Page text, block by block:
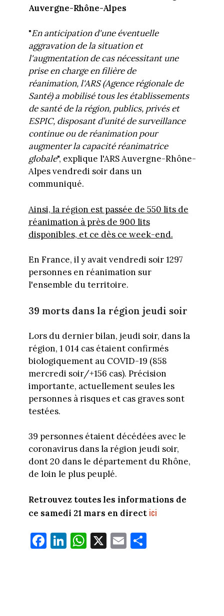
Auvergne-Rhône-Alpes
"En anticipation d'une éventuelle
aggravation de la situation et
l'augmentation de cas nécessitant une
prise en charge en filière de
réanimation, l'ARS (Agence régionale de
Santé) a mobilisé tous les établissements
de santé de la région, publics, privés et
ESPIC, disposant d’unité de surveillance
continue ou de réanimation pour
augmenter la capacité réanimatrice
globale", explique l'ARS Auvergne-Rhône-
Alpes vendredi soir dans un
communiqué.
Ainsi, la région est passée de 550 lits de
réanimation à près de 900 lits
disponibles, et ce dès ce week-end.
En France, il y avait vendredi soir 1297
personnes en réanimation sur
l'ensemble du territoire.
39 morts dans la région jeudi soir
Lors du dernier bilan, jeudi soir, dans la
région, 1 014 cas étaient confirmés
biologiquement au COVID-19 (858
mercredi soir/+156 cas). Précision
importante, actuellement seules les
personnes à risques et cas graves sont
testées.
39 personnes étaient décédées avec le
coronavirus dans la région jeudi soir,
dont 20 dans le département du Rhône,
de loin le plus peuplé.
Retrouvez toutes les informations de
ce samedi 21 mars en direct ici
Fa
ce
Li
nk
W
ha
X E
m
Pa